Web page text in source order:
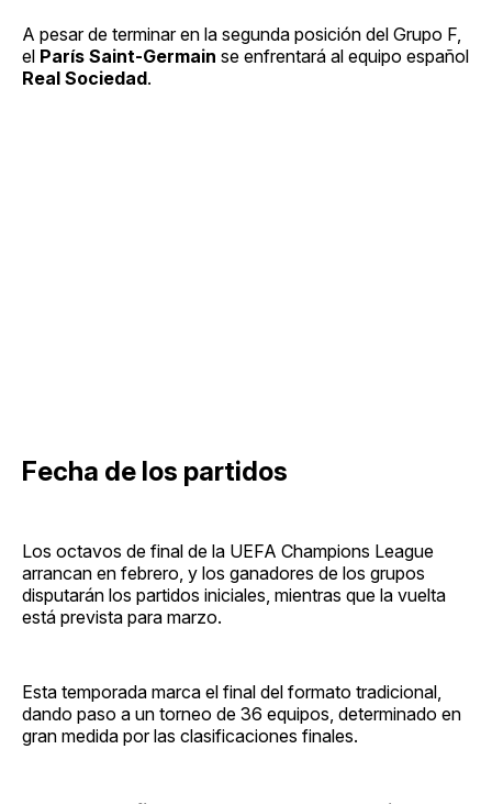
A pesar de terminar en la segunda posición del Grupo F,
el París Saint-Germain se enfrentará al equipo español
Real Sociedad.
Fecha de los partidos
Los octavos de final de la UEFA Champions League
arrancan en febrero, y los ganadores de los grupos
disputarán los partidos iniciales, mientras que la vuelta
está prevista para marzo.
Esta temporada marca el final del formato tradicional,
dando paso a un torneo de 36 equipos, determinado en
gran medida por las clasificaciones finales.